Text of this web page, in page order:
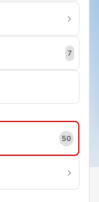
7
50